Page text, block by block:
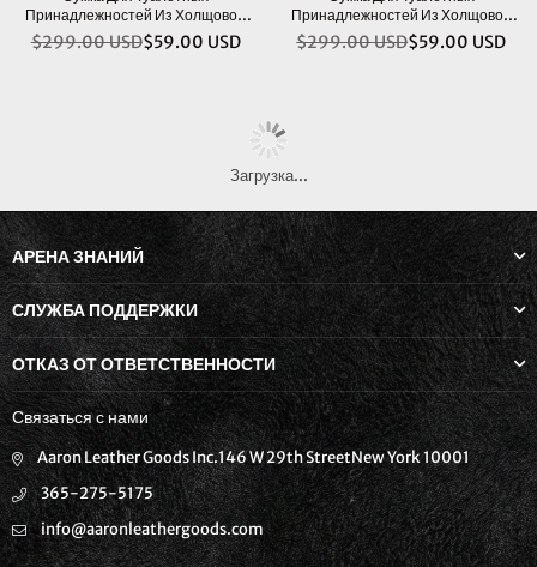
Принадлежностей Из Холщовой
Кожи Valencia - Карамельно-
Коричневый
Обычная
$299.00 USD$59.00 USD
Принадлежностей Из Холщовой
Кожи Valencia - Синяя
Обычная
$299.00 USD$59.00 USD
Загрузка...
АРЕНА ЗНАНИЙ
СЛУЖБА ПОДДЕРЖКИ
ОТКАЗ ОТ ОТВЕТСТВЕННОСТИ
Связаться с нами
Aaron Leather Goods Inc.146 W 29th StreetNew York 10001
365-275-5175
info@aaronleathergoods.com